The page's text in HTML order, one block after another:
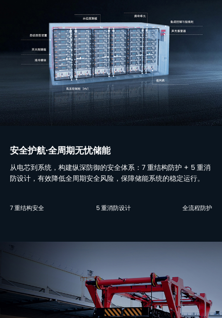
安全护航·全周期无忧储能
从电芯到系统，构建纵深防御的安全体系：7 重结构防护 + 5 重消
防设计，有效降低全周期安全风险，保障储能系统的稳定运行。
7 重结构安全 5 重消防设计 全流程防护